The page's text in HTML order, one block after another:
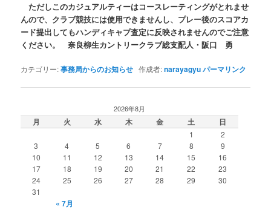
ただしこのカジュアルティーはコースレーティングがとれませ
んので、クラブ競技には使用できませんし、プレー後のスコアカ
ード提出してもハンディキャプ査定に反映されませんのでご注意
ください。 奈良柳生カントリークラブ総支配人・阪口 勇
カテゴリー:事務局からのお知らせ 作成者:narayagyuパーマリンク
2026年8月
月 火 水 木 金 土 日
1
2
3
4 5 6 7 8
9
10
11 12 13 14 15
16
17
18 19 20 21 22
23
24
25 26 27 28 29
30
31
« 7月